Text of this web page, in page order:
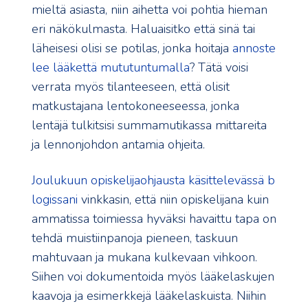
mieltä asiasta, niin aihetta voi pohtia hieman
eri näkökulmasta. Haluaisitko että sinä tai
läheisesi olisi se potilas, jonka hoitaja annoste
lee lääkettä mututuntumalla? Tätä voisi
verrata myös tilanteeseen, että olisit
matkustajana lentokoneeseessa, jonka
lentäjä tulkitsisi summamutikassa mittareita
ja lennonjohdon antamia ohjeita.
Joulukuun opiskelijaohjausta käsittelevässä b
logissani vinkkasin, että niin opiskelijana kuin
ammatissa toimiessa hyväksi havaittu tapa on
tehdä muistiinpanoja pieneen, taskuun
mahtuvaan ja mukana kulkevaan vihkoon.
Siihen voi dokumentoida myös lääkelaskujen
kaavoja ja esimerkkejä lääkelaskuista. Niihin